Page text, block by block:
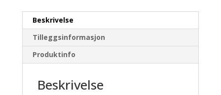
Beskrivelse
Tilleggsinformasjon
Produktinfo
Beskrivelse